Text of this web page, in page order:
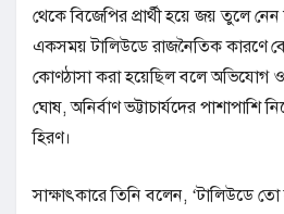
থেকে বিজেপির প্রার্থী হয়ে জয় তুলে নেন
একসময় টালিউডে রাজনৈতিক কারণে
কোণঠাসা করা হয়েছিল বলে অভিযোগ
ঘোষ, অনির্বাণ ভট্টাচার্যদের পাশাপাশি
হিরণ।
সাক্ষাৎকারে তিনি বলেন, ‘টালিউডে